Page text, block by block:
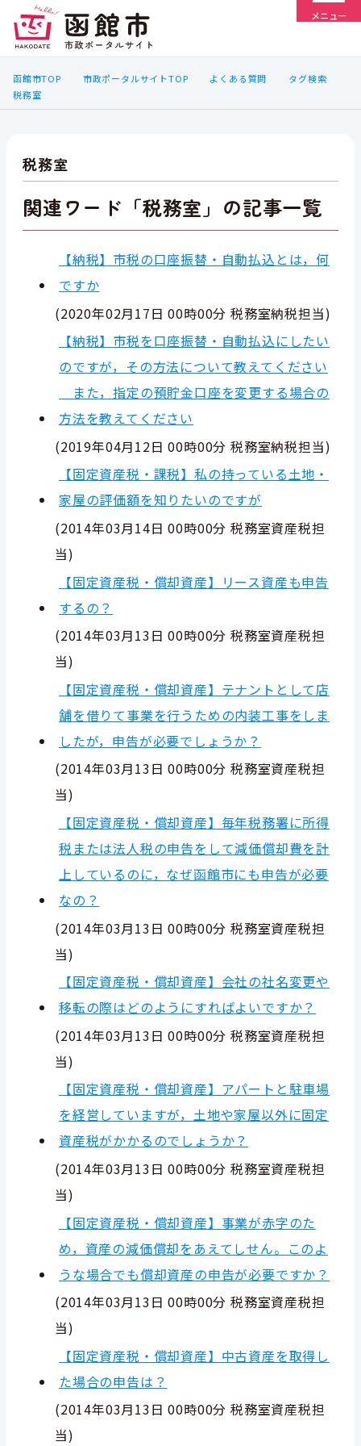
メニュー
函館市TOP 市政ポータルサイトTOP よくある質問
タグ検索
税務室
税務室
関連ワード「税務室」の記事一覧
【納税】市税の口座振替・自動払込とは，何
ですか
(2020年02月17日 00時00分 税務室納税担当)
【納税】市税を口座振替・自動払込にしたい
のですが，その方法について教えてください
また，指定の預貯金口座を変更する場合の
方法を教えてください
(2019年04月12日 00時00分 税務室納税担当)
【固定資産税・課税】私の持っている土地・
家屋の評価額を知りたいのですが
(2014年03月14日 00時00分 税務室資産税担
当)
【固定資産税・償却資産】リース資産も申告
するの？
(2014年03月13日 00時00分 税務室資産税担
当)
【固定資産税・償却資産】テナントとして店
舗を借りて事業を行うための内装工事をしま
したが，申告が必要でしょうか？
(2014年03月13日 00時00分 税務室資産税担
当)
【固定資産税・償却資産】毎年税務署に所得
税または法人税の申告をして減価償却費を計
上しているのに，なぜ函館市にも申告が必要
なの？
(2014年03月13日 00時00分 税務室資産税担
当)
【固定資産税・償却資産】会社の社名変更や
移転の際はどのようにすればよいですか？
(2014年03月13日 00時00分 税務室資産税担
当)
【固定資産税・償却資産】アパートと駐車場
を経営していますが，土地や家屋以外に固定
資産税がかかるのでしょうか？
(2014年03月13日 00時00分 税務室資産税担
当)
【固定資産税・償却資産】事業が赤字のた
め，資産の減価償却をあえてしせん。このよ
うな場合でも償却資産の申告が必要ですか？
(2014年03月13日 00時00分 税務室資産税担
当)
【固定資産税・償却資産】中古資産を取得し
た場合の申告は？
(2014年03月13日 00時00分 税務室資産税担
当)